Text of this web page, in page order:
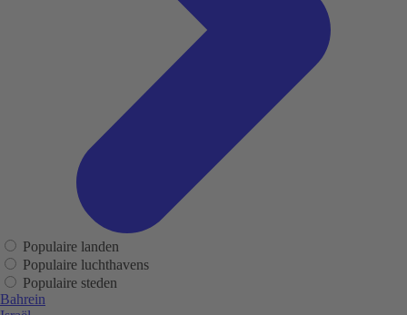
Populaire landen
Populaire luchthavens
Populaire steden
Bahrein